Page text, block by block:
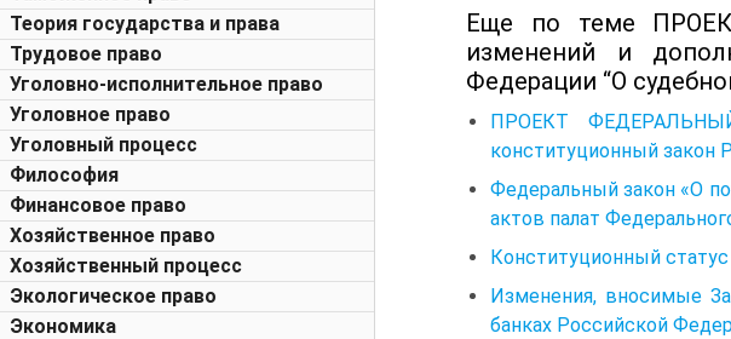
Теория государства и права
Трудовое право
Уголовно-исполнительное право
Уголовное право
Уголовный процесс
Философия
Финансовое право
Хозяйственное право
Хозяйственный процесс
Экологическое право
Экономика
Еще по теме
изменений и
Федерации “О
ПРОЕКТ
конституционный закон
Федеральный закон «О
актов палат
Конституционный
Изменения, вносимые
банках Российской